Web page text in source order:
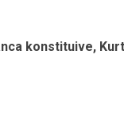
konstituive,